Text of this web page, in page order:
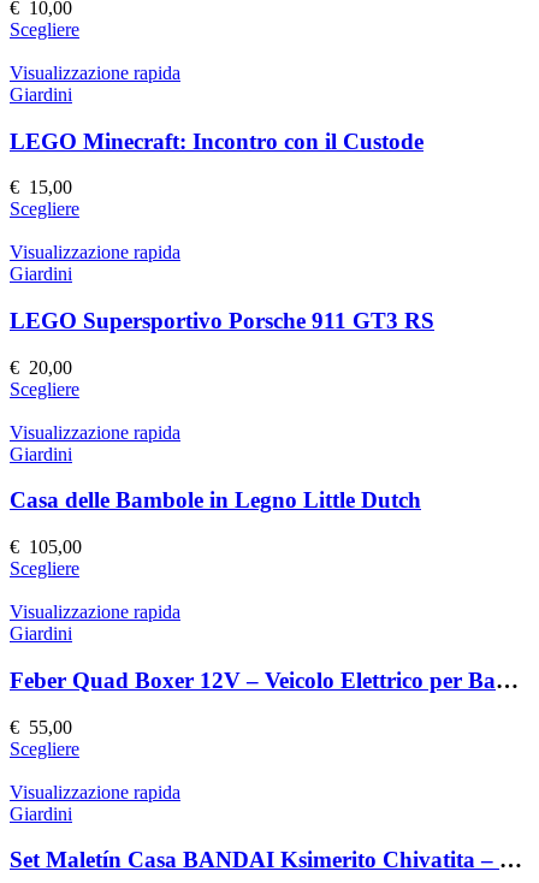
scelte
nella
pagina
prodotto
€ 10,00
ScegliereQuesto
ha
Le
opzioni
scelte
nella
pagina
prodotto
Visualizzazione rapida
Giardini
LEGO Minecraft: Incontro con il Custode
€ 15,00
ScegliereQuesto
ha
Le
opzioni
scelte
nella
pagina
prodotto
Visualizzazione rapida
Giardini
LEGO Supersportivo Porsche 911 GT3 RS
€ 20,00
ScegliereQuesto
ha
Le
possono
scelte
nella
pagina
prodotto
Visualizzazione rapida
Giardini
Casa delle Bambole in Legno Little Dutch
€ 105,00
ScegliereQuesto
ha
Le
opzioni
scelte
nella
pagina
prodotto
Visualizzazione rapida
Giardini
Feber Quad Boxer 12V – Veicolo Elettrico per Bambini
€ 55,00
ScegliereQuesto
ha
Le
Visualizzazione rapida
Giardini
Set Maletín Casa BANDAI Ksimerito Chivatita – Giocattolo Interattivo